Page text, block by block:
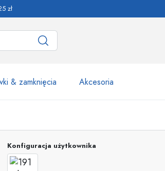
zł
& zamknięcia Akcesoria
Słoiki
Konfiguracja użytkownika